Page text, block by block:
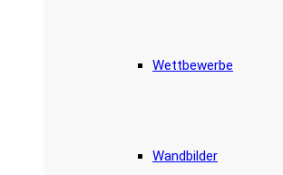
Wettbewerbe
Wandbilder